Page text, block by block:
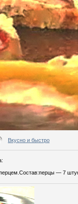
Вкусно и быстро
:
— 7